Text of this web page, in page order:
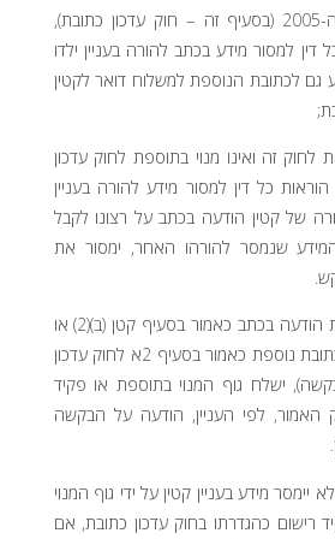
עדכון כתובת, התשס"ה-2005 (בסעיף זה – חוק עדכון כתובת),
דין למסור מידע בכתב להורה בעניין ילדו
גם לכתובת הנוספת למשלוח דואר לקטין
לחוק זה ואינו מנוי בתוספת לחוק עדכון
כל דין למסור מידע להורה בעניין
של קטין הודעה בכתב על רצונו לקבל
שנמסר להורהו האחר, ימסור את
(ג) עם קבלת הודעה בכתב כאמור בסעיף קטן (ב)(2) או
קבלת בקשה לרישום כתובת נוספת כאמור בסעיף 2א לחוק עדכון
ישלח גוף המנוי בתוספת או פקיד
האמור, לפי העניין, הודעה על הבקשה
מידע בעניין קטין על ידי גוף המנוי
רישום כהגדרתו בחוק עדכון כתובת, אם